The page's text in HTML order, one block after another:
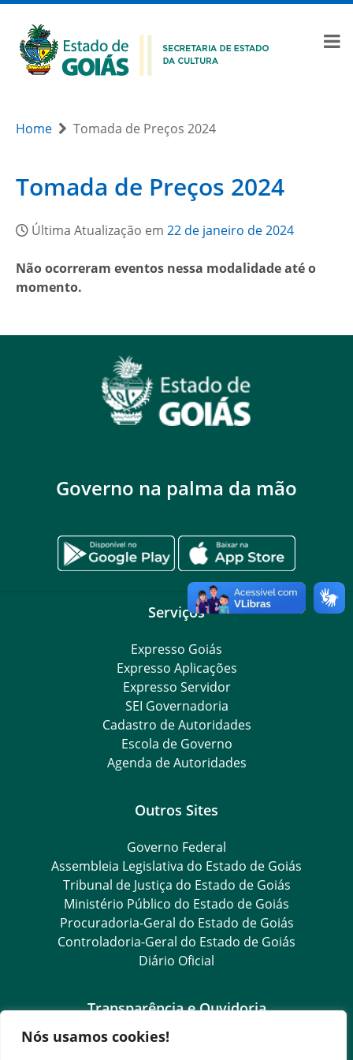
Nós usamos cookies!
Home Tomada de Preços 2024
Tomada de Preços 2024
Última Atualização em 22 de janeiro de 2024
Não ocorreram eventos nessa modalidade até o
momento.
Governo na palma da mão
Serviços
Expresso Goiás
Expresso Aplicações
Expresso Servidor
SEI Governadoria
Cadastro de Autoridades
Escola de Governo
Agenda de Autoridades
Outros Sites
Governo Federal
Assembleia Legislativa do Estado de Goiás
Tribunal de Justiça do Estado de Goiás
Ministério Público do Estado de Goiás
Procuradoria-Geral do Estado de Goiás
Controladoria-Geral do Estado de Goiás
Diário Oficial
Transparência e Ouvidoria
LGPD